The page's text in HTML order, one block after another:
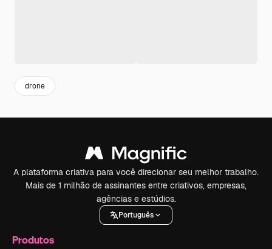
drone
A plataforma criativa para você direcionar seu melhor trabalho.
Mais de 1 milhão de assinantes entre criativos, empresas,
agências e estúdios.
Português
Produtos